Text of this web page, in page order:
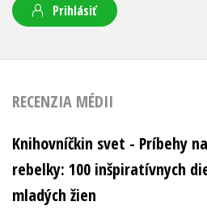
Prihlásiť
RECENZIA MÉDII
Knihovníčkin svet - Príbehy
rebelky: 100 inšpiratívnych
mladých žien